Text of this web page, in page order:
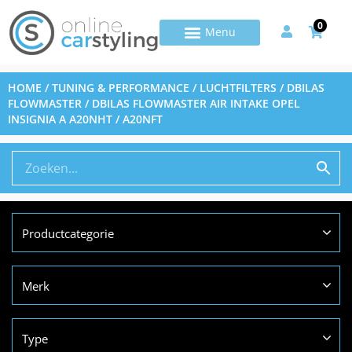
0
HOME /TUNING & PERFORMANCE / LUCHTFILTERS / DBILAS
FLOWMASTER / DBILAS FLOWMASTER AIR INTAKE OPEL
INSIGNIA A A20NHT / A20NFT
Productcategorie
Merk
Type